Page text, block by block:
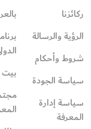
ركائزنا
الرؤية والرسالة
شروط وأحكام
سياسة الجودة
سياسة إدارة
المعرفة